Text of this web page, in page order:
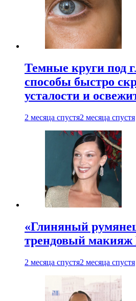
Темные круги под
способы быстро
усталости и
2 месяца спустя2 месяца спустя
«Глиняный
трендовый
2 месяца спустя2 месяца спустя